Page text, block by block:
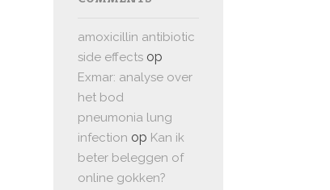
amoxicillin antibiotic
side effects op
Exmar: analyse over
het bod
pneumonia lung
infection op Kan ik
beter beleggen of
online gokken?